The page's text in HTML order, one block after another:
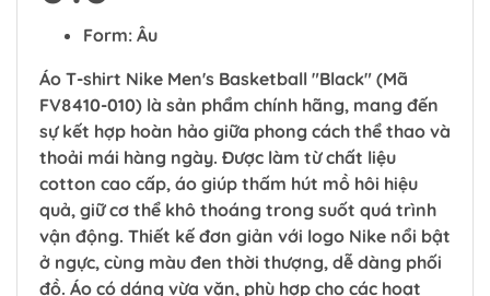
Form: Âu
Áo T-shirt Nike Men's Basketball "Black" (Mã
FV8410-010) là sản phẩm chính hãng, mang đến
sự kết hợp hoàn hảo giữa phong cách thể thao và
thoải mái hàng ngày. Được làm từ chất liệu
cotton cao cấp, áo giúp thấm hút mồ hôi hiệu
quả, giữ cơ thể khô thoáng trong suốt quá trình
vận động. Thiết kế đơn giản với logo Nike nổi bật
ở ngực, cùng màu đen thời thượng, dễ dàng phối
đồ. Áo có dáng vừa vặn, phù hợp cho các hoạt